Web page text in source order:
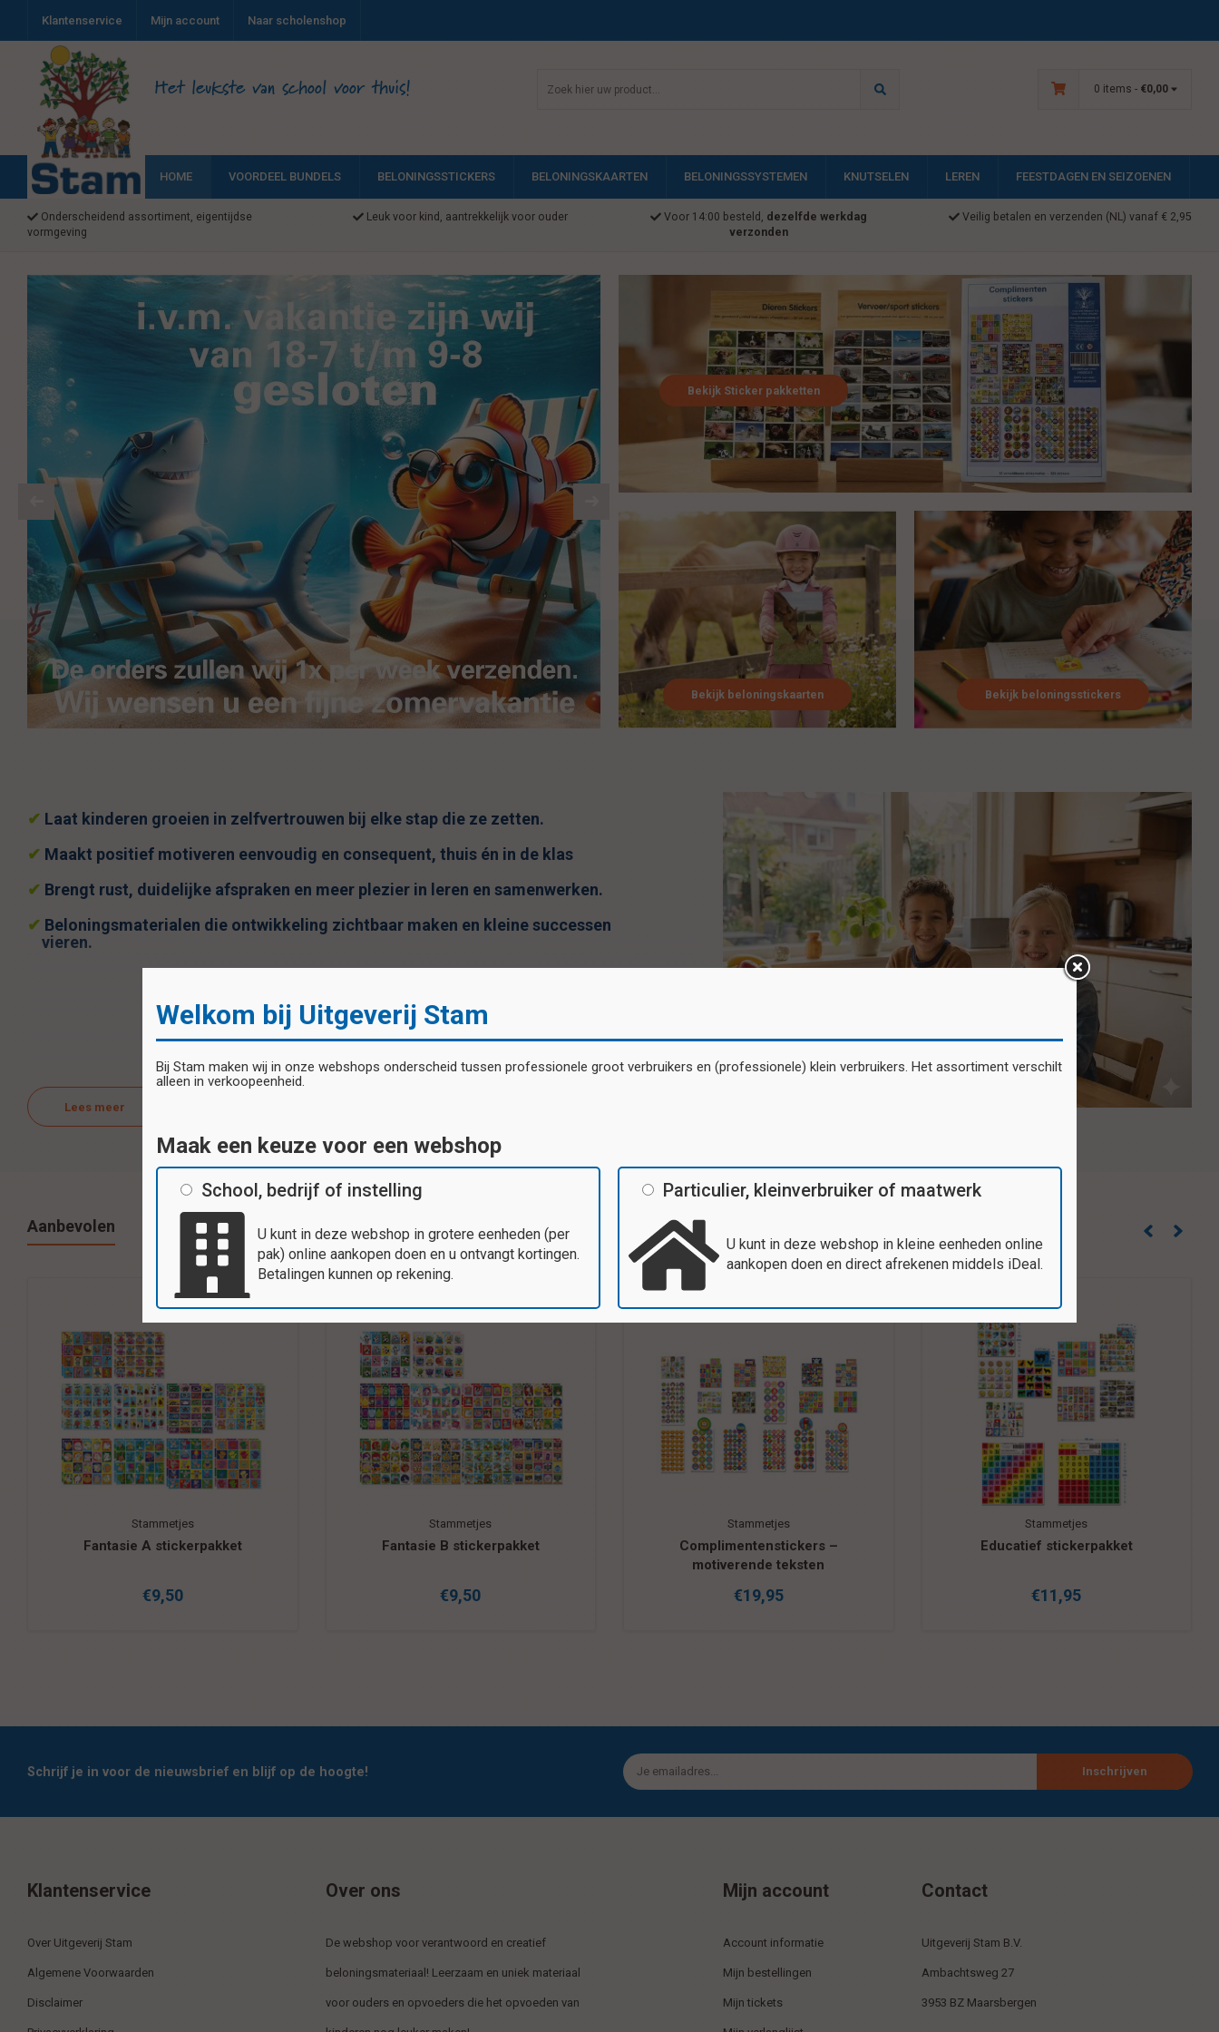
Klantenservice Mijn account Naar scholenshop
Het leukste van school voor thuis! 0 items - €0,00
HOME VOORDEEL BUNDELS BELONINGSSTICKERS BELONINGSKAARTEN BELONINGSSYSTEMEN KNUTSELEN LEREN FEESTDAGEN EN SEIZOENEN
Onderscheidend assortiment, eigentijdse
vormgeving
Leuk voor kind, aantrekkelijk voor ouder Voor 14:00 besteld, dezelfde werkdag
verzonden
Veilig betalen en verzenden (NL) vanaf € 2,95
Bekijk Sticker pakketten
Bekijk beloningskaarten Bekijk beloningsstickers
✔ Laat kinderen groeien in zelfvertrouwen bij elke stap die ze zetten.
✔ Maakt positief motiveren eenvoudig en consequent, thuis én in de klas
✔ Brengt rust, duidelijke afspraken en meer plezier in leren en samenwerken.
✔ Beloningsmaterialen die ontwikkeling zichtbaar maken en kleine successen
vieren.
Lees meer
Aanbevolen
Stammetjes
Fantasie B stickerpakket
€9,50
Stammetjes
Complimentenstickers –
€19,95
Stammetjes
Educatief stickerpakket
€11,95
Stammetjes
Stripfiguren stickerpakket
€12,95
Schrijf je in voor de nieuwsbrief en blijf op de hoogte! Inschrijven
Klantenservice
Over Uitgeverij Stam
Algemene Voorwaarden
Disclaimer
Over ons
De webshop voor verantwoord en creatief
beloningsmateriaal! Leerzaam en uniek materiaal
voor ouders en opvoeders die het opvoeden van
Mijn account
Account informatie
Mijn bestellingen
Mijn tickets
Contact
Uitgeverij Stam B.V.
Ambachtsweg 27
3953 BZ Maarsbergen
Welkom bij Uitgeverij Stam
Bij Stam maken wij in onze webshops onderscheid tussen professionele groot verbruikers en (professionele) klein verbruikers. Het assortiment verschilt
alleen in verkoopeenheid.
Maak een keuze voor een webshop
School, bedrijf of instelling
U kunt in deze webshop in grotere eenheden (per
pak) online aankopen doen en u ontvangt kortingen.
Betalingen kunnen op rekening.
Particulier, kleinverbruiker of maatwerk
U kunt in deze webshop in kleine eenheden online
aankopen doen en direct afrekenen middels iDeal.